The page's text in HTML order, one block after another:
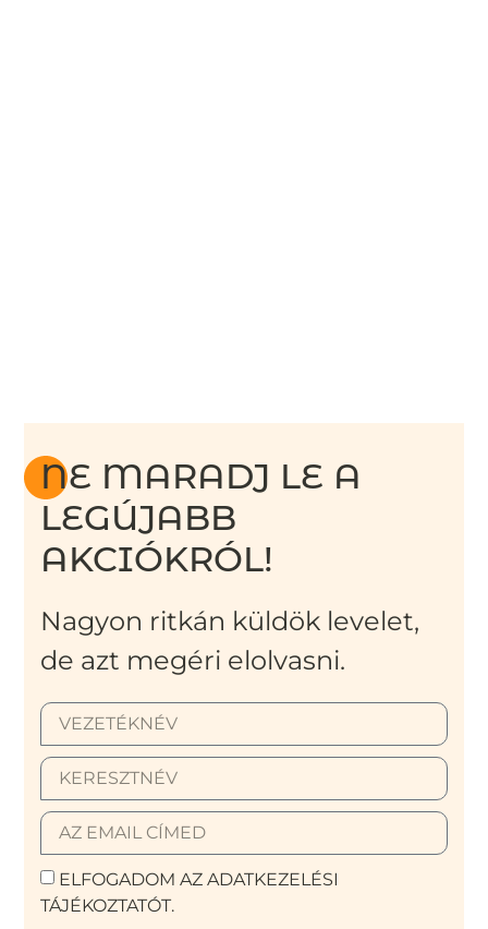
NE MARADJ LE A
LEGÚJABB
AKCIÓKRÓL!
Nagyon ritkán küldök levelet,
de azt megéri elolvasni.
ELFOGADOM AZ ADATKEZELÉSI
TÁJÉKOZTATÓT.